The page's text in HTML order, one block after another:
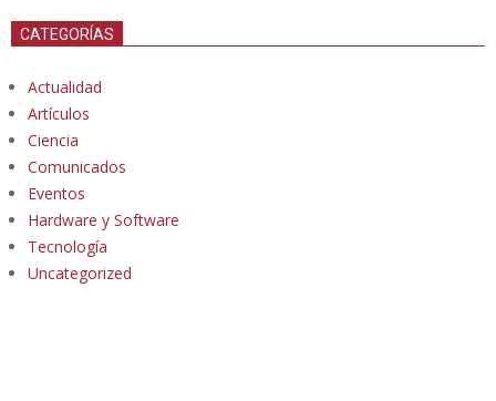
CATEGORÍAS
Actualidad
Artículos
Ciencia
Comunicados
Eventos
Hardware y Software
Tecnología
Uncategorized